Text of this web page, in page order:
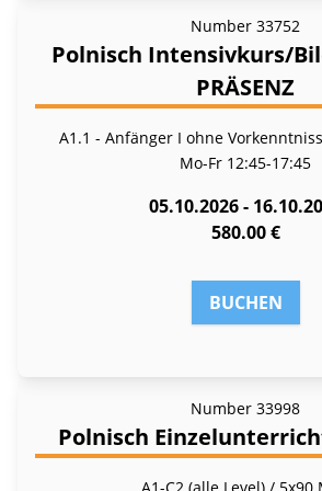
Number 33752
Polnisch Intensivkurs/
PRÄSENZ
A1.1 - Anfänger I ohne
Mo-Fr 12:45-17:45
05.10.2026 -
580.00 €
BUCHEN
Number 33998
Polnisch